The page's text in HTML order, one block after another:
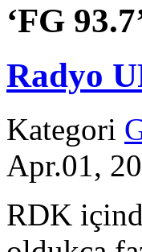
‘FG
Radyo
Kategori
Apr.01,
RDK